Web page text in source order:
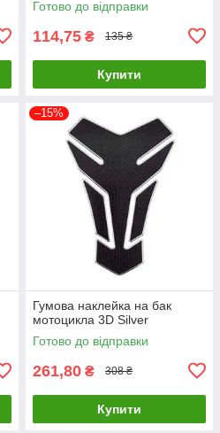
Готово до відправки
114,75 ₴ 135 ₴
Купити
–15%
Гумова наклейка на бак
мотоцикла 3D Silver
Готово до відправки
261,80 ₴ 308 ₴
Купити